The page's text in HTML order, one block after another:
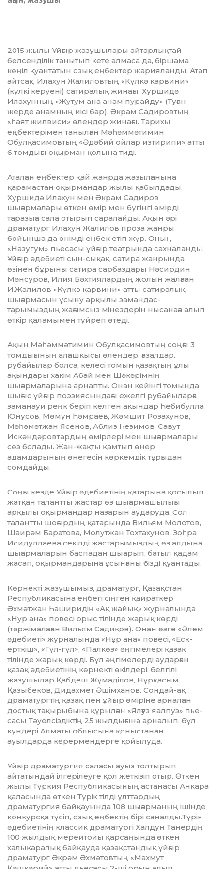
2015 жылы Ұйғыр жазушылары айтар­лық­тай
белсенділік танытып кете алмаса да, біршама
көңіл қуантатын озық еңбектер жарияланды. Атап
айтсақ, Илахун Жа­лилов­тың «Күлкә карвини»
(күлкі керуені) сатиралық жинағы, Хуршидә
Илахунның «Жутум ана анам пурайду» (Туған
жерде анамның иісі бар), Әкрам Садировтың
«һаят жилвиси» өлеңдер жинағы. Тарихы
еңбектерімен танылған Мәһәммәтимин
Обулқасимовтың «Әдәбий ойлар изти­ри­пи» атты
6 томдығы оқырман қолына ти­ді.
Аталған еңбектер қай жанрда жазыл­ғанына
қарамастан оқырмандар жылы қа­­былдады.
Хуршидә Илахун мен Әкрам Са­диров
шығармалары өткен өмір мен бү­­гінгі өмірді
таразыға сала отырып саралайды. Ақын әрі
драматург Илахун Жалилов проза жанры
бойынша да өнімді еңбек етіп жүр. Оның
«Назугум» пьесасы ұйғыр театрында сахналанды.
Ұйғыр әдебиеті сын-сықақ, сатира жанрында
өзінен бұ­рынғы са­тира сарбаздары Нәсирдин
Мәнсуров, Илия Бәхтиялардың жолын жалғаған
И.Жалилов «Күлкә карвини» атты сати­ра­лық
шығармасын ұсыну арқы­лы заман­дас­
тарымыздың жағымсыз мінез­дерін ны­са­наға алып
өткір қала­мы­мен түйреп өте­ді.
Ақын Мәһәммәтимин Обулқа­си­мов­тың соңғы 3
томдығының алғашқысы өлең­­дер, ғазалдар,
рубайылар болса, келесі томын қазақтың ұлы
ақындары хакім Абай мен Шәкәрімнің
шығармаларына арнапты. Онан кейінгі томында
шығыс ұйғыр поэзиясындағы ежелгі рубайыларға
зама­науи реңк беріп келген ақындар Һе­би­булла
Юнусов, Мөмүн Һәмраев, Жәм­шит Розахунов,
Мәһәмәтжан Ясенов, Аблиз Һези­мов, Савут
Искәндәровтардың өмірлері мен шығармалары
сөз болады. Жан-жақты қамтып өнер
адамдарының өнегесін көр­кемдік тұрғыдан
сомдайды.
Соңғы кезде Ұйғыр әдебиетінің қа­та­рына қосылып
жатқан талантты жастар өз шығармашылығы
арқылы оқырмандар назарын аударуда. Сол
талантты шоғырдың қатарында Вильям Молотов,
Шаирәм Ба­ратова, Молутжан Тохтахунов, Зоһра
Иси­дуллаева секілді жастарымыздың өз алдына
шығармаларын баспадан шығарып, ба­­тыл қадам
жасап, оқырмандарына ұсын­ғаны бізді қуантады.
Көрнекті жазушымыз, драматург, Қа­зақ­стан
Республикасына еңбегі сіңген қай­­раткер
Әхмәтжан Һаширидің «Ақ жайық» журналында
«Нур ана» повесі орыс тілінде жарық көрді
(тәржімалаған Ви­льям Садиқов). Онан өзге «Әлем
әде­биеті» журналында «Нұр ана» повесі, «Ес­­к­
ерткіш», «Гүл-гүл», «Палкөз» әңгіме­ле­­рі қазақ
тілінде жарық көрді. Бұл әңгіме­лерді аударған
қазақ әдебиетінің көрнекті өкілдері, белгілі
жазушылар Қабдеш Жү­ма­ділов, Нұрқасым
Қазыбеков, Дидахмет Әшімханов. Сондай-ақ,
драматургтің қа­зақ пен ұйғыр өміріне арналған
достық та­қырыбына құрылған «Ялғуз яалпуз» пье­­
сасы Тәуелсіздіктің 25 жылдығына ар­налып, бұл
күндері Алматы облысына қо­­ныс­танған
ауылдарда көрермендерге қойылуда.
Ұйғыр драматургия саласы ауыз толтырып
айтатындай ілгерілеуге қол жеткізіп отыр. Өткен
жылы Түркия Республи­ка­сы­ның астанасы Анкара
қаласында өткен Тү­рік тілді ұлттардың
драматургия бай­қауын­­да 108 шығарманың ішінде
кон­курс­қа түсіп, озық еңбектің бірі саналды.Тү­рік
әдебиетінің классик драматургі Хал­дун Та­нердің
100 жылдық мерейтойы қар­саңын­да өткен
халықаралық байқауда қазақстандық ұйғыр
драматург Әкрәм Әх­мәтовтың «Махмут